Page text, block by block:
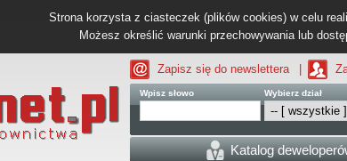
Strona korzysta z ciasteczek (plików cookies) w celu
Możesz określić warunki przechowywania lub
Zapisz się do newslettera
Wpisz słowo Wybierz dział
Katalog